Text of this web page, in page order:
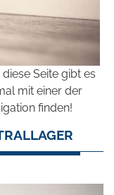
Seite gibt es
mit einer der
finden!